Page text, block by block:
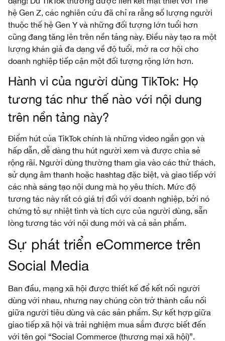
hệ Gen Z, các nghiên cứu đã chỉ ra rằng số lượng người
thuộc thế hệ Gen Y và những đối tượng lớn tuổi hơn
cũng đang tăng lên trên nền tảng này. Điều này tạo ra một
lượng khán giả đa dạng về độ tuổi, mở ra cơ hội cho
doanh nghiệp tiếp cận một đối tượng rộng lớn hơn.
Hành vi của người dùng TikTok: Họ
tương tác như thế nào với nội dung
trên nền tảng này?
Điểm hút của TikTok chính là những video ngắn gọn và
hấp dẫn, dễ dàng thu hút người xem và được chia sẻ
rộng rãi. Người dùng thường tham gia vào các thử thách,
sử dụng âm thanh hoặc hashtag đặc biệt, và giao tiếp với
các nhà sáng tạo nội dung mà họ yêu thích. Mức độ
tương tác này rất có giá trị đối với doanh nghiệp, bởi nó
chứng tỏ sự nhiệt tình và tích cực của người dùng, sẵn
lòng tương tác với nội dung mới và cả sản phẩm.
Sự phát triển eCommerce trên
Social Media
Ban đầu, mạng xã hội được thiết kế để kết nối người
dùng với nhau, nhưng nay chúng còn trở thành cầu nối
giữa người tiêu dùng và các sản phẩm. Sự kết hợp giữa
giao tiếp xã hội và trải nghiệm mua sắm được biết đến
với tên gọi “Social Commerce (thương mại xã hội)”.